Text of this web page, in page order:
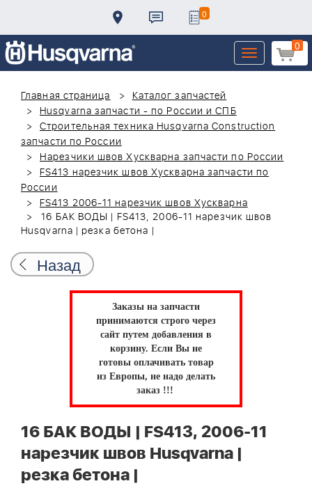
0
0
Toggle
navigation
Главная страница
Каталог запчастей
Husqvarna запчасти - по России и СПБ
Строительная техника Husqvarna Construction
запчасти по России
Нарезчики швов Хускварна запчасти по России
FS413 нарезчик швов Хускварна запчасти по
России
FS413 2006-11 нарезчик швов Хускварна
16 БАК ВОДЫ | FS413, 2006-11 нарезчик швов
Husqvarna | резка бетона |
Назад
Заказы на запчасти
принимаются строго через
сайт путем добавления в
корзину. Если Вы не
готовы оплачивать товар
из Европы, не надо делать
заказ !!!
16 БАК ВОДЫ | FS413, 2006-11
нарезчик швов Husqvarna |
резка бетона |